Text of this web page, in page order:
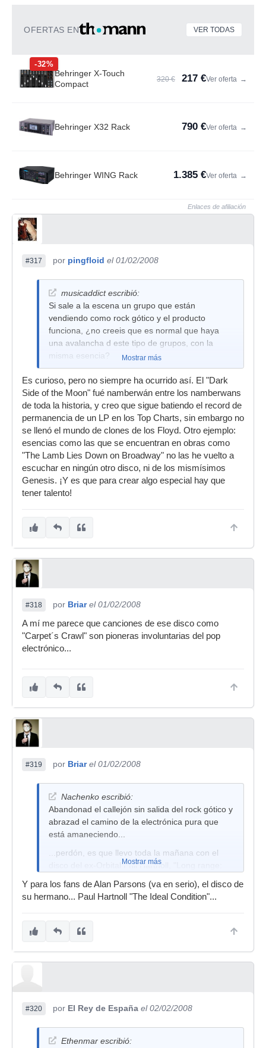
OFERTAS EN VER TODAS
-32%
Behringer X-Touch
Compact
320 € 217 €Ver oferta →
Behringer X32 Rack 790 €Ver oferta →
Behringer WING Rack 1.385 €Ver oferta →
Enlaces de afiliación
#317 por pingfloid el 01/02/2008
musicaddict escribió:
Si sale a la escena un grupo que están
vendiendo como rock gótico y el producto
funciona, ¿no creeis que es normal que haya
una avalancha d este tipo de grupos, con la
misma esencia?
Mostrar más
Es curioso, pero no siempre ha ocurrido así. El "Dark
Side of the Moon" fué namberwán entre los namberwans
de toda la historia, y creo que sigue batiendo el record de
permanencia de un LP en los Top Charts, sin embargo no
se llenó el mundo de clones de los Floyd. Otro ejemplo:
esencias como las que se encuentran en obras como
"The Lamb Lies Down on Broadway" no las he vuelto a
escuchar en ningún otro disco, ni de los mismísimos
Genesis. ¡Y es que para crear algo especial hay que
tener talento!
#318 por Briar el 01/02/2008
A mí me parece que canciones de ese disco como
"Carpet´s Crawl" son pioneras involuntarias del pop
electrónico...
#319 por Briar el 01/02/2008
Nachenko escribió:
Abandonad el callejón sin salida del rock gótico y
abrazad el camino de la electrónica pura que
está amaneciendo...
...perdón, es que llevo toda la mañana con el
disco del ex-Orbital Phil Hartnoll, "Long range:
y me he liao, claro, me he liao.
Mostrar más
Y para los fans de Alan Parsons (va en serio), el disco de
su hermano... Paul Hartnoll "The Ideal Condition"...
#320 por El Rey de España el 02/02/2008
Ethenmar escribió: